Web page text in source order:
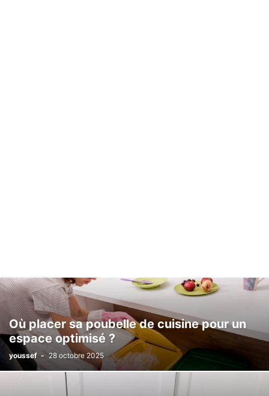
Où placer sa poubelle de cuisine pour un
espace optimisé ?
youssef - 28 octobre 2025